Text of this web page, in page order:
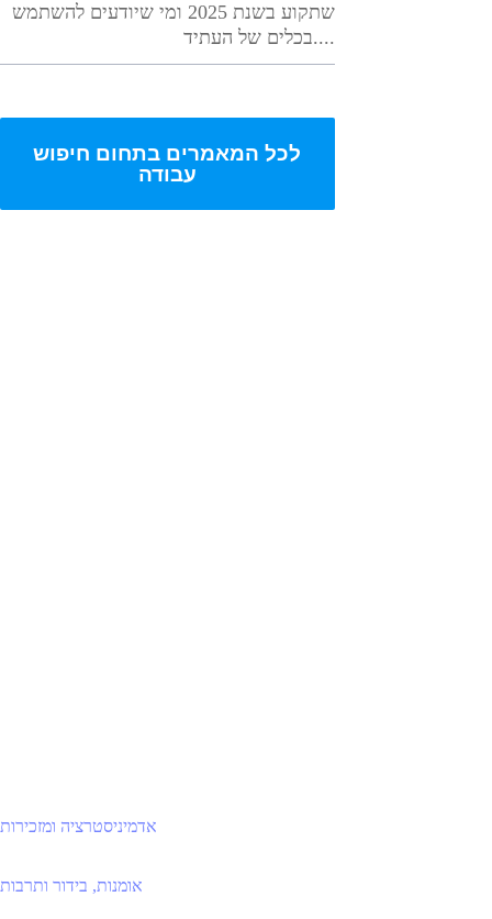
שתקוע בשנת 2025 ומי שיודעים להשתמש
בכלים של העתיד....
לכל המאמרים בתחום חיפוש
עבודה
אדמיניסטרציה ומזכירות
אומנות, בידור ותרבות